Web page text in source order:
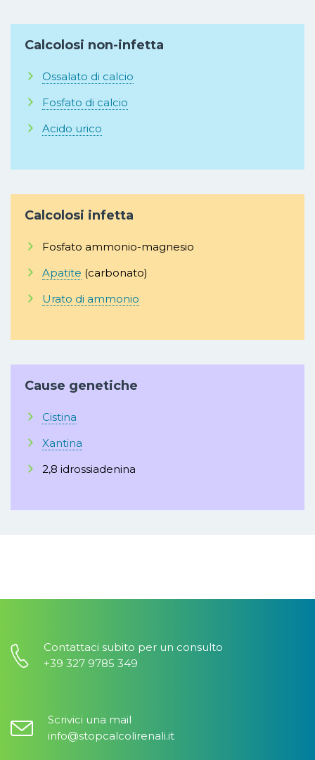
Calcolosi non-infetta
Ossalato di calcio
Fosfato di calcio
Acido urico
Calcolosi infetta
Fosfato ammonio-magnesio
Apatite (carbonato)
Urato di ammonio
Cause genetiche
Cistina
Xantina
2,8 idrossiadenina
Contattaci subito per un consulto
+39 327 9785 349
Scrivici una mail
info@stopcalcolirenali.it